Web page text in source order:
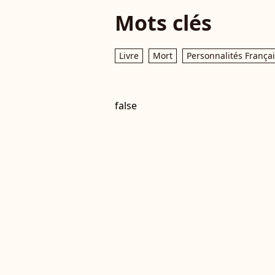
Mots clés
Livre Mort Personnalités
false